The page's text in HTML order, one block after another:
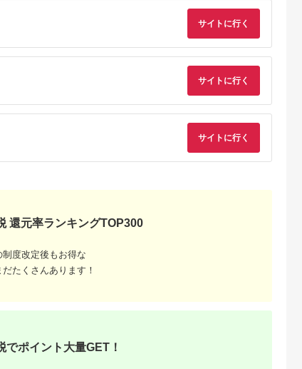
本舗
彩墨
出典：ふるさと本舗
ト【深川製磁】食器
器 うつわ 和食器 青磁
出典：JRE MALLふる
さと納税
出典：ANAのふるさ
サイトに行く
サイトに行く
サイトに行く
還元率ランキングTOP300
度改定後もお得な
たくさんあります！
でポイント大量GET！